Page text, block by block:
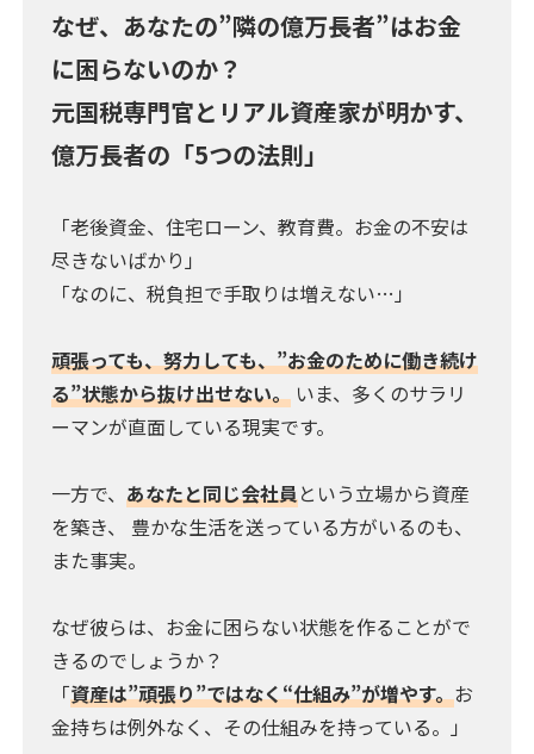
なぜ、あなたの”隣の億万長者”はお金
に困らないのか？
元国税専門官とリアル資産家が明かす、
億万長者の「5つの法則」
「老後資金、住宅ローン、教育費。お金の不安は
尽きないばかり」
「なのに、税負担で手取りは増えない…」
頑張っても、努力しても、”お金のために働き続け
る”状態から抜け出せない。いま、多くのサラリ
ーマンが直面している現実です。
一方で、 あなたと同じ会社員という立場から資産
を築き、 豊かな生活を送っている方がいるのも、
また事実。
なぜ彼らは、お金に困らない状態を作ることがで
きるのでしょうか？
「資産は”頑張り”ではなく“仕組み”が増やす。お
金持ちは例外なく、その仕組みを持っている。」